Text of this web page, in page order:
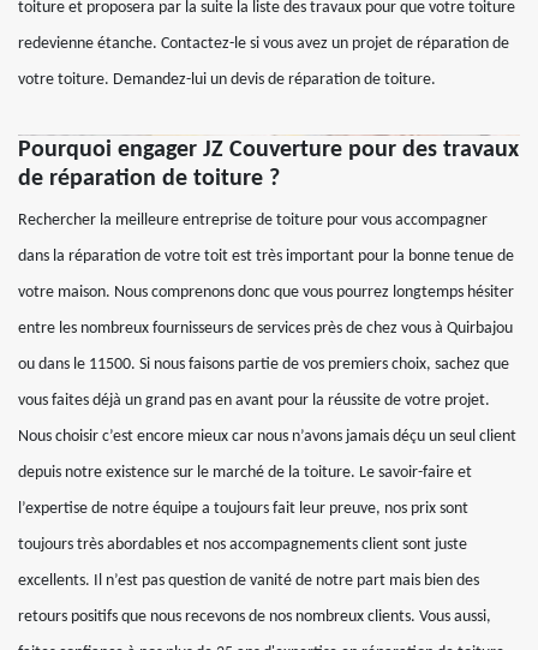
toiture et proposera par la suite la liste des travaux pour que votre toiture
redevienne étanche. Contactez-le si vous avez un projet de réparation de
votre toiture. Demandez-lui un devis de réparation de toiture.
Pourquoi engager JZ Couverture pour des travaux
de réparation de toiture ?
Rechercher la meilleure entreprise de toiture pour vous accompagner
dans la réparation de votre toit est très important pour la bonne tenue de
votre maison. Nous comprenons donc que vous pourrez longtemps hésiter
entre les nombreux fournisseurs de services près de chez vous à Quirbajou
ou dans le 11500. Si nous faisons partie de vos premiers choix, sachez que
vous faites déjà un grand pas en avant pour la réussite de votre projet.
Nous choisir c’est encore mieux car nous n’avons jamais déçu un seul client
depuis notre existence sur le marché de la toiture. Le savoir-faire et
l’expertise de notre équipe a toujours fait leur preuve, nos prix sont
toujours très abordables et nos accompagnements client sont juste
excellents. Il n’est pas question de vanité de notre part mais bien des
retours positifs que nous recevons de nos nombreux clients. Vous aussi,